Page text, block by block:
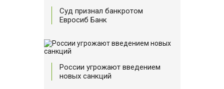
Суд признал банкротом
Евросиб Банк
России угрожают введением
новых санкций